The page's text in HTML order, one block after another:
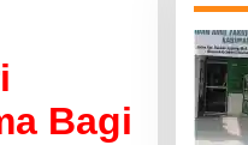
Bagi